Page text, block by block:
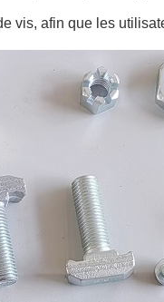
vis, afin que les